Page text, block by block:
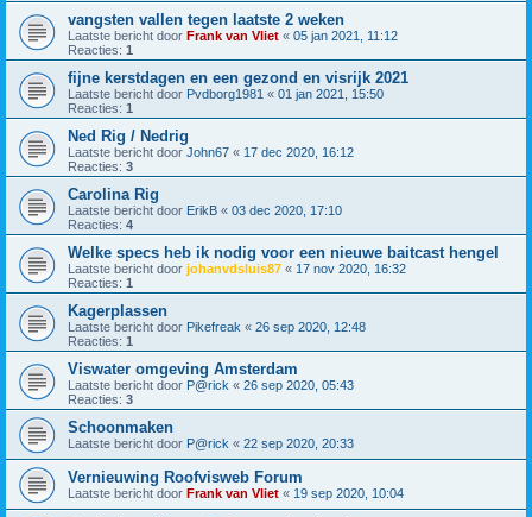
vangsten vallen tegen laatste 2 weken
Laatste bericht door Frank van Vliet « 05 jan 2021, 11:12
Reacties: 1
fijne kerstdagen en een gezond en visrijk 2021
Laatste bericht door Pvdborg1981 « 01 jan 2021, 15:50
Reacties: 1
Ned Rig / Nedrig
Laatste bericht door John67 « 17 dec 2020, 16:12
Reacties: 3
Carolina Rig
Laatste bericht door ErikB « 03 dec 2020, 17:10
Reacties: 4
Welke specs heb ik nodig voor een nieuwe baitcast hengel
Laatste bericht door johanvdsluis87 « 17 nov 2020, 16:32
Reacties: 1
Kagerplassen
Laatste bericht door Pikefreak « 26 sep 2020, 12:48
Reacties: 1
Viswater omgeving Amsterdam
Laatste bericht door P@rick « 26 sep 2020, 05:43
Reacties: 3
Schoonmaken
Laatste bericht door P@rick « 22 sep 2020, 20:33
Vernieuwing Roofvisweb Forum
Laatste bericht door Frank van Vliet « 19 sep 2020, 10:04